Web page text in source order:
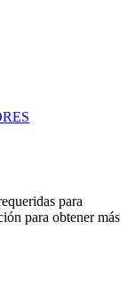
para
para obtener más